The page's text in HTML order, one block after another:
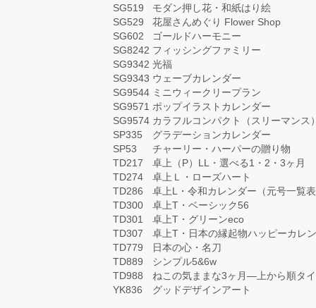
SG519
モダン押し花・和紙はり絵
SG529
花屋さんめぐり Flower Shop
SG602
ゴールドハーモニー
SG8242 フィッシングファミリー
SG9342 光福
SG9343 ウェーブカレンダー
SG9544 ミニウィークリープラン
SG9571 ポップイラストカレンダー
SG9574 カラフルコンパクト（スリーマンス
SP335
グラデーションカレンダー
SP53
チャーリー・ハーパーの贈り物
TD217
卓上（P）LL・選べる1・2・3ヶ月
TD274
卓上Ｌ・ローズハート
TD286
卓上L・令和カレンダー（元号一覧
TD300
卓上T・ベーシック56
TD301
卓上T・グリーンeco
TD307
卓上T・日本の縁起物ハッピーカレ
TD779
日本の心・名刀
TD889
シンプル5&6w
TD988
ねこの気ままな3ヶ月―上から順タ
YK836
グッドデザインアート